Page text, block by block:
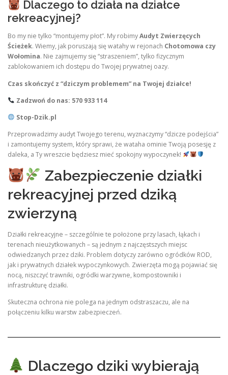
Dlaczego to działa na działce
rekreacyjnej?
Bo my nie tylko “montujemy płot”. My robimyAudyt Zwierzęcych
Ścieżek. Wiemy, jak poruszają się watahy w rejonach Chotomowa czy
Wołomina. Nie zajmujemy się “straszeniem”, tylko fizycznym
zablokowaniem ich dostępu do Twojej prywatnej oazy.
Czas skończyć z “dziczym problemem” na Twojej działce!
Zadzwoń do nas: 570 933 114
Stop-Dzik.pl
Przeprowadzimy audyt Twojego terenu, wyznaczymy “dzicze podejścia”
i zamontujemy system, który sprawi, że wataha ominie Twoją posesję z
daleka, a Ty wreszcie będziesz mieć spokojny wypoczynek!
Zabezpieczenie działki
rekreacyjnej przed dziką
zwierzyną
Działki rekreacyjne – szczególnie te położone przy lasach, łąkach i
terenach nieużytkowanych – są jednym z najczęstszych miejsc
odwiedzanych przez dziki. Problem dotyczy zarówno ogródków ROD,
jak i prywatnych działek wypoczynkowych. Zwierzęta mogą pojawiać się
nocą, niszczyć trawniki, ogródki warzywne, kompostowniki i
infrastrukturę działki.
Skuteczna ochrona nie polega na jednym odstraszaczu, ale na
połączeniu kilku warstw zabezpieczeń.
Dlaczego dziki wybierają